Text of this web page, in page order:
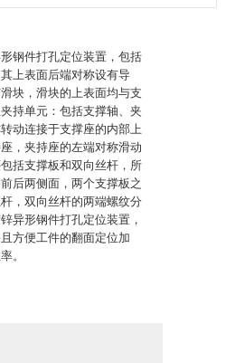
钢件打孔定位装置，包括
上表面后端对称设有导
块，滑块的上表面均与支
持单元：包括支撑轴、夹
动连接于支撑座的内部上
，夹持座的左端对称滑动
括支撑板和双向丝杆，所
后两侧面，两个支撑板之
，双向丝杆的两端螺纹分
异形钢件打孔定位装置，
方便工件的翻面定位加
。